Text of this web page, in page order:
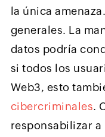
la única
generales. La
datos podría
si todos los
Web3, esto
cibercriminales.
responsabilizar a